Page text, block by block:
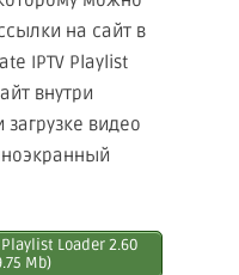
на сайт в
IPTV Plаylist
внутри
видео
Loader 2.60
Mb)